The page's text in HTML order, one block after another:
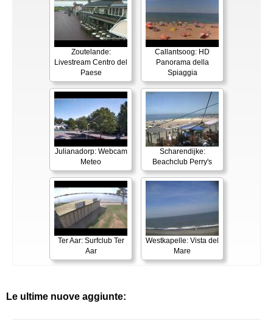
Zoutelande:
Livestream Centro del
Paese
Callantsoog: HD
Panorama della
Spiaggia
Julianadorp: Webcam
Meteo
Scharendijke:
Beachclub Perry's
Ter Aar: Surfclub Ter
Aar
Westkapelle: Vista del
Mare
Le ultime nuove aggiunte: